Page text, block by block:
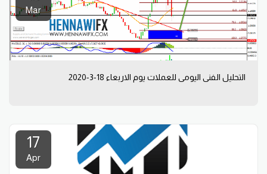
Mar
التحليل الفني اليومي للعملات يوم الاربعاء 18-3-2020
17
Apr